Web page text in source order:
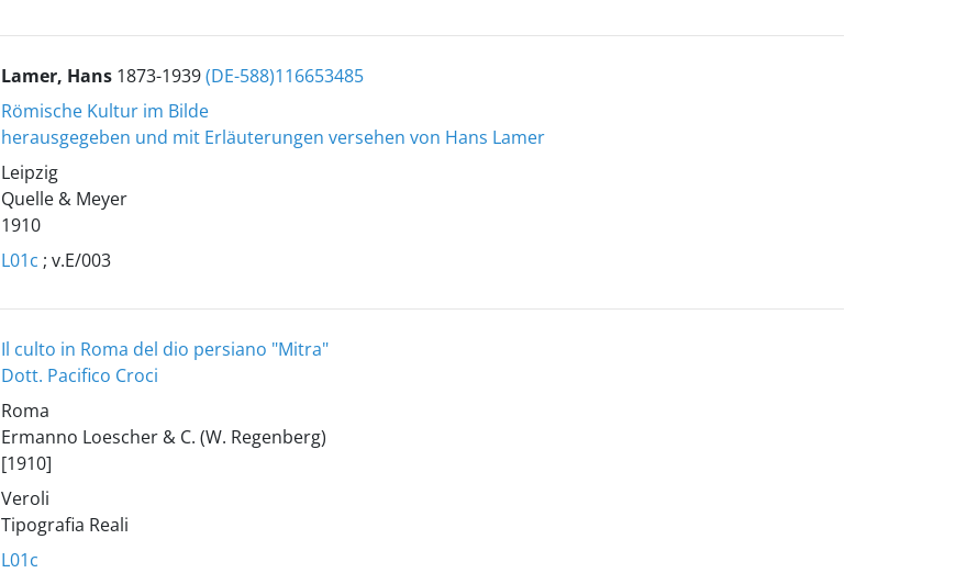
Lamer, Hans1873-1939(DE-588)116653485
Römische Kultur im Bilde
herausgegeben und mit Erläuterungen versehen von Hans Lamer
Leipzig
Quelle & Meyer
1910
L01c ; v.E/003
Il culto in Roma del dio persiano "Mitra"
Dott. Pacifico Croci
Roma
Ermanno Loescher & C. (W. Regenberg)
[1910]
Veroli
Tipografia Reali
L01c